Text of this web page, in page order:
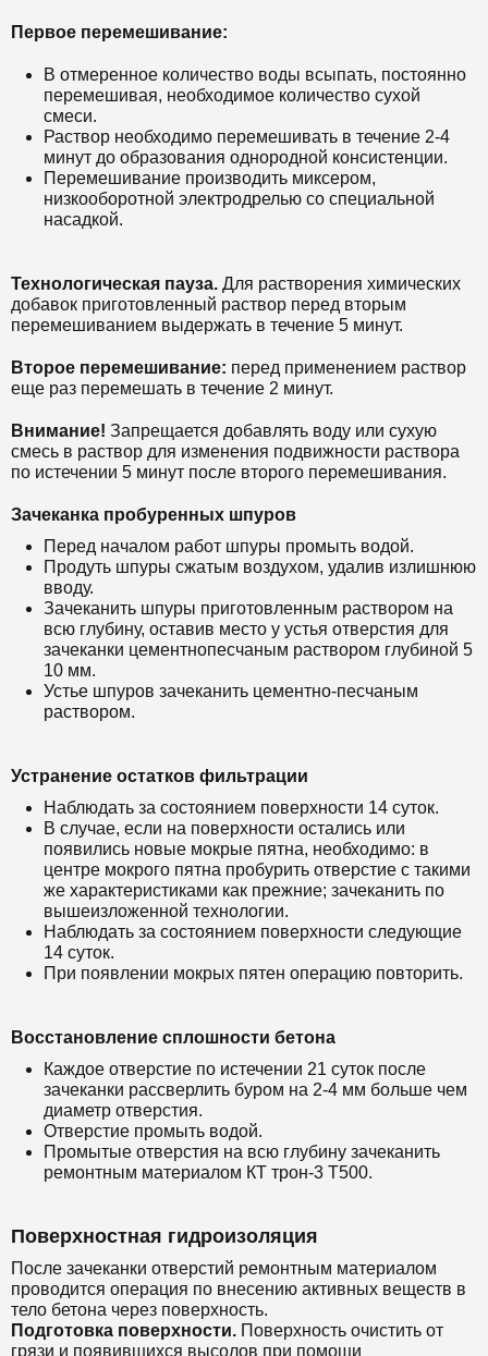
Первое перемешивание:
В отмеренное количество воды всыпать, постоянно
перемешивая, необходимое количество сухой
смеси.
Раствор необходимо перемешивать в течение 2-4
минут до образования однородной консистенции.
Перемешивание производить миксером,
низкооборотной электродрелью со специальной
насадкой.
Технологическая пауза. Для растворения химических
добавок приготовленный раствор перед вторым
перемешиванием выдержать в течение 5 минут.
Второе перемешивание: перед применением раствор
еще раз перемешать в течение 2 минут.
Внимание! Запрещается добавлять воду или сухую
смесь в раствор для изменения подвижности раствора
по истечении 5 минут после второго перемешивания.
Зачеканка пробуренных шпуров
Перед началом работ шпуры промыть водой.
Продуть шпуры сжатым воздухом, удалив излишнюю
вводу.
Зачеканить шпуры приготовленным раствором на
всю глубину, оставив место у устья отверстия для
зачеканки цементнопесчаным раствором глубиной 5
10 мм.
Устье шпуров зачеканить цементно-песчаным
раствором.
Устранение остатков фильтрации
Наблюдать за состоянием поверхности 14 суток.
В случае, если на поверхности остались или
появились новые мокрые пятна, необходимо: в
центре мокрого пятна пробурить отверстие с такими
же характеристиками как прежние; зачеканить по
вышеизложенной технологии.
Наблюдать за состоянием поверхности следующие
14 суток.
При появлении мокрых пятен операцию повторить.
Восстановление сплошности бетона
Каждое отверстие по истечении 21 суток после
зачеканки рассверлить буром на 2-4 мм больше чем
диаметр отверстия.
Отверстие промыть водой.
Промытые отверстия на всю глубину зачеканить
ремонтным материалом КТ трон-3 Т500.
Поверхностная гидроизоляция
После зачеканки отверстий ремонтным материалом
проводится операция по внесению активных веществ в
тело бетона через поверхность.
Подготовка поверхности. Поверхность очистить от
грязи и появившихся высолов при помощи